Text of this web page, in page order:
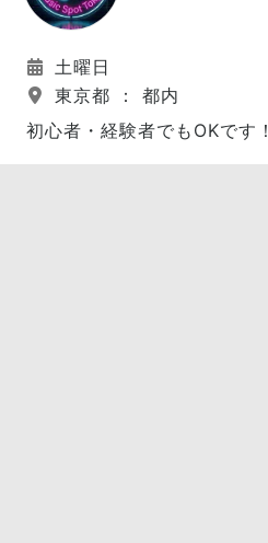
土曜日
東京都 ： 都内
初心者・経験者でもOKです！